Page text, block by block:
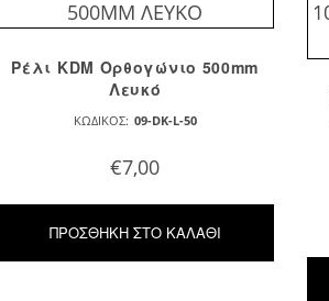
Ρέλι KDM Ορθογώνιο 500mm
Λευκό
ΚΩΔΙΚΌΣ: 09-DK-L-50
€7,00
ΠΡΟΣΘΉΚΗ ΣΤΟ ΚΑΛΆΘΙ